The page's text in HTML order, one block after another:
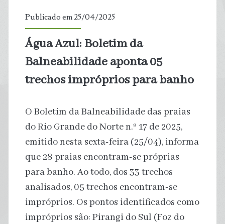
2025</span>
Publicado em 25/04/2025
Água Azul: Boletim da
Balneabilidade aponta 05
trechos impróprios para banho
O Boletim da Balneabilidade das praias
do Rio Grande do Norte n.º 17 de 2025,
emitido nesta sexta-feira (25/04), informa
que 28 praias encontram-se próprias
para banho. Ao todo, dos 33 trechos
analisados, 05 trechos encontram-se
impróprios. Os pontos identificados como
impróprios são: Pirangi do Sul (Foz do